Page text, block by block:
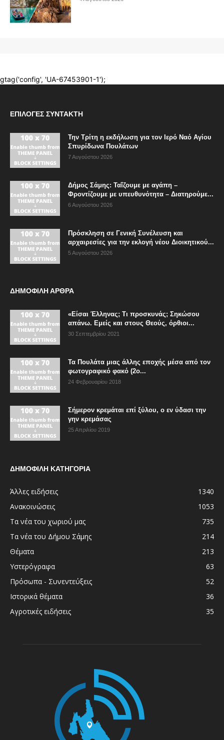
ΕΠΙΛΟΓΈΣ ΣΥΝΤΆΚΤΗ
Την Τρίτη η εκδήλωση για τον Ιερό Ναό Αγίου
Σπυρίδωνα Πουλάτων
7 Αυγούστου 2026
Δήμος Σάμης: Ταΐζουμε με αγάπη –
Φροντίζουμε με υπευθυνότητα – Διατηρούμε...
6 Αυγούστου 2026
Πρόσκληση σε Γενική Συνέλευση και
αρχαιρεσίες για την εκλογή νέου Διοικητικού...
5 Αυγούστου 2026
ΔΗΜΟΦΙΛΗ ΑΡΘΡΑ
«Είσαι Έλληνας; Τι προσκυνάς; Σηκώσου
απάνω. Εμείς και στους Θεούς, όρθιοι...
30 Σεπτεμβρίου 2021
Τα Πουλάτα μιας άλλης εποχής μέσα από τον
φωτογραφικό φακό (2ο...
24 Φεβρουαρίου 2018
Σήμερον κρεμάται επί ξύλου, ο εν ύδασι την
γην κρεμάσας
25 Απριλίου 2019
ΔΗΜΟΦΙΛΗ ΚΑΤΗΓΟΡΙΑ
Άλλες ειδήσεις
1340
Ανακοινώσεις
1053
Τα νέα του χωριού μας
735
Τα νέα του Δήμου Σάμης
214
Θέματα
213
Υστερόγραφα
63
Πρόσωπα - Συνεντεύξεις
52
Ιστορικά θέματα
36
Αγροτικές ειδήσεις
35